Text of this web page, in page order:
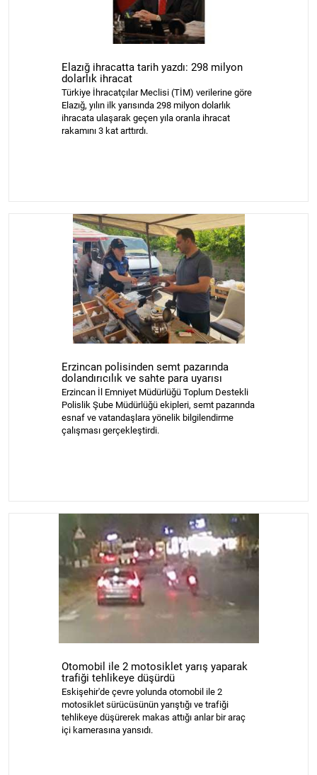
Elazığ ihracatta tarih yazdı: 298 milyon
dolarlık ihracat
Türkiye İhracatçılar Meclisi (TİM) verilerine göre
Elazığ, yılın ilk yarısında 298 milyon dolarlık
ihracata ulaşarak geçen yıla oranla ihracat
rakamını 3 kat arttırdı.
Erzincan polisinden semt pazarında
dolandırıcılık ve sahte para uyarısı
Erzincan İl Emniyet Müdürlüğü Toplum Destekli
Polislik Şube Müdürlüğü ekipleri, semt pazarında
esnaf ve vatandaşlara yönelik bilgilendirme
çalışması gerçekleştirdi.
Otomobil ile 2 motosiklet yarış yaparak
trafiği tehlikeye düşürdü
Eskişehir'de çevre yolunda otomobil ile 2
motosiklet sürücüsünün yarıştığı ve trafiği
tehlikeye düşürerek makas attığı anlar bir araç
içi kamerasına yansıdı.